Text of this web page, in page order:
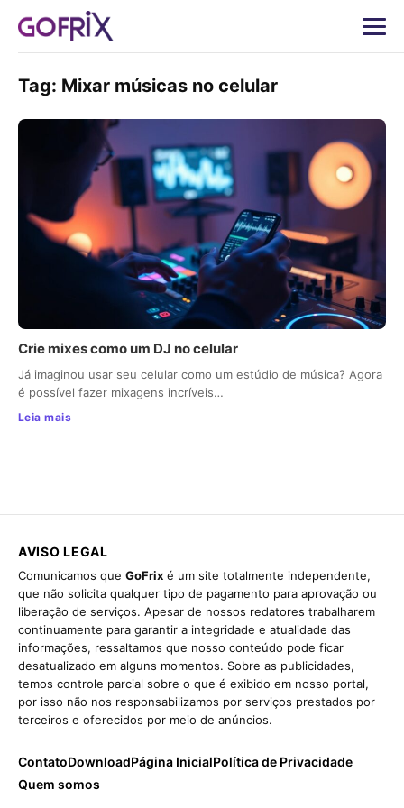
Tag: Mixar músicas no celular
Crie mixes como um DJ no celular
Já imaginou usar seu celular como um estúdio de música? Agora
é possível fazer mixagens incríveis…
Leia mais
AVISO LEGAL
Comunicamos que GoFrix é um site totalmente independente,
que não solicita qualquer tipo de pagamento para aprovação ou
liberação de serviços. Apesar de nossos redatores trabalharem
continuamente para garantir a integridade e atualidade das
informações, ressaltamos que nosso conteúdo pode ficar
desatualizado em alguns momentos. Sobre as publicidades,
temos controle parcial sobre o que é exibido em nosso portal,
por isso não nos responsabilizamos por serviços prestados por
terceiros e oferecidos por meio de anúncios.
ContatoDownloadPágina InicialPolítica de Privacidade
Quem somos